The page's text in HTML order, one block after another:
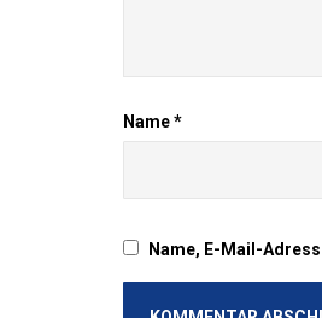
Name*
Name, E-Mail-